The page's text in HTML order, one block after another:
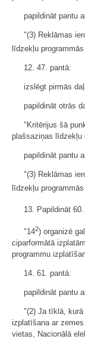
papildināt pantu
"(3) Reklāmas
līdzekļu
12. 47. pantā:
izslēgt pirmās
papildināt otrās
"Kritērijus šā
plašsaziņas līdzekļu
papildināt pantu
"(3) Reklāmas
līdzekļu
13. Papildināt
"142) organizē
ciparformātā
programmu
14. 61. pantā:
papildināt pantu
"(2) Ja tīklā,
izplatīšana ar
vietas, Nacionālā